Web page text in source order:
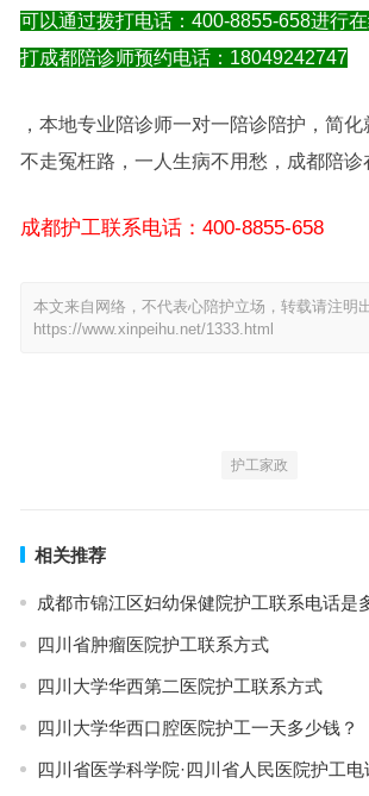
可以通过拨打电话：400-8855-658进行
打成都陪诊师预约电话：18049242747
，本地专业陪诊师一对一陪诊陪护，简
不走冤枉路，一人生病不用愁，成都陪诊
成都护工联系电话：400-8855-658
本文来自网络，不代表心陪护立场，转载请注明
https://www.xinpeihu.net/1333.html
护工家政
相关推荐
成都市锦江区妇幼保健院护工联系电话是
四川省肿瘤医院护工联系方式
四川大学华西第二医院护工联系方式
四川大学华西口腔医院护工一天多少钱？
四川省医学科学院·四川省人民医院护工电